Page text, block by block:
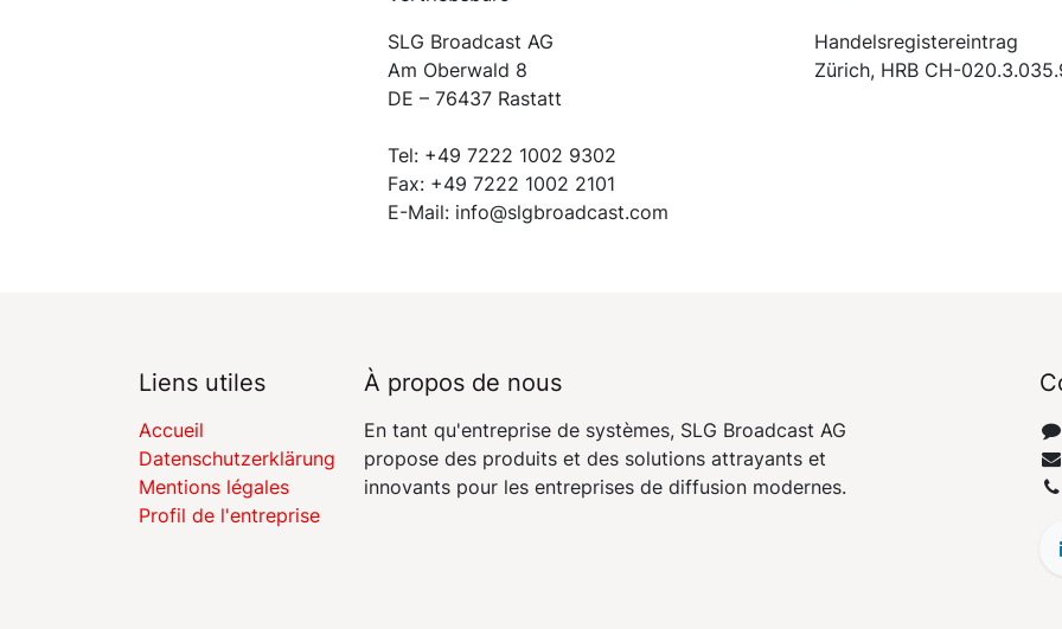
SLG Broadcast AG
Am Oberwald 8
DE – 76437 Rastatt
Tel: +49 7222 1002 9302
Fax: +49 7222 1002 2101
E-Mail: info@slgbroadcast.com
Handelsregistereintrag
Zürich, HRB CH-
Liens utiles
Accueil
Datenschutzerklärung
Mentions légales
Profil de l'entreprise
À propos de nous
En tant qu'entreprise de systèmes, SLG Broadcast AG
propose des produits et des solutions attrayants et
innovants pour les entreprises de diffusion modernes.